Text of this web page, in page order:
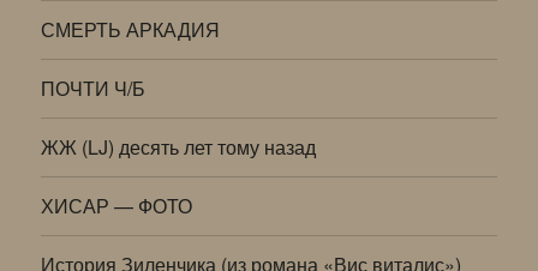
СМЕРТЬ АРКАДИЯ
ПОЧТИ Ч/Б
ЖЖ (LJ) десять лет тому назад
ХИСАР — ФОТО
История Зиленчика (из романа «Вис виталис»)